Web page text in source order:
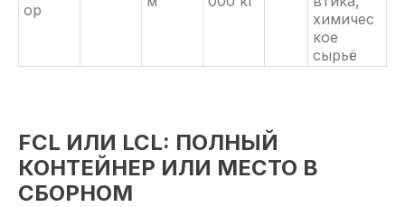
ор
химичес
кое
сырьё
FCL ИЛИ LCL: ПОЛНЫЙ
КОНТЕЙНЕР ИЛИ МЕСТО В
СБОРНОМ